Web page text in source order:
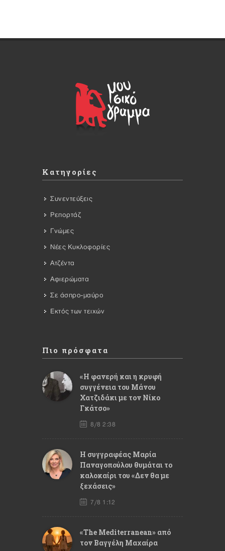
Κατηγορίες
Συνεντεύξεις
Ρεπορτάζ
Γνώμες
Νέες Κυκλοφορίες
Ατζέντα
Αφιερώματα
Σε άσπρο-μαύρο
Εκτός των τειχών
Πιο πρόσφατα
«Η φανερή και η κρυφή
συγγένεια του Μάνου
Χατζιδάκι με τον Νίκο
Γκάτσο»
8/8 2:38
Η συγγραφέας Μαρία
Παναγοπούλου θυμάται το
καλοκαίρι του «Δεν θα με
ξεχάσεις»
7/8 1:12
«The Mediterranean» από
τον Βαγγέλη Μαχαίρα